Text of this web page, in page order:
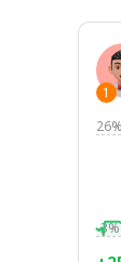
1
26%
-3%